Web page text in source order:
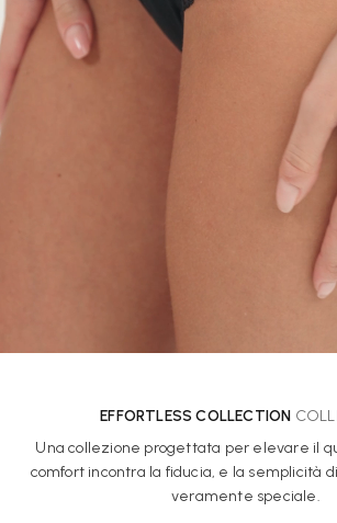
EFFORTLESS COLLECTION
Una collezione progettata per elevare il
comfort incontra la fiducia, e la semplicità
veramente speciale.